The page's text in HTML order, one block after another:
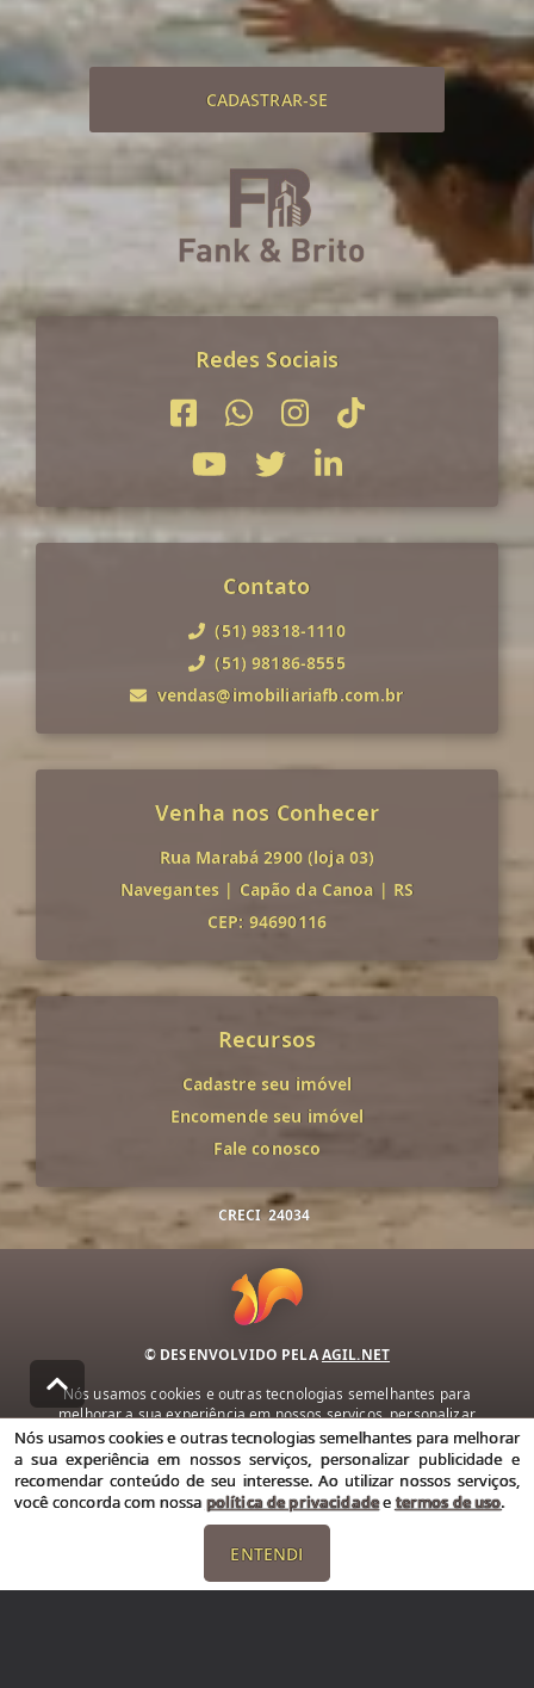
CADASTRAR-SE
Redes Sociais
Contato
(51) 98318-1110
(51) 98186-8555
vendas@imobiliariafb.com.br
Venha nos Conhecer
Rua Marabá 2900 (loja 03)
Navegantes | Capão da Canoa | RS
CEP: 94690116
Recursos
Cadastre seu imóvel
Encomende seu imóvel
Fale conosco
CRECI 24034
© DESENVOLVIDO PELAAGIL.NET
Nós usamos cookies e outras tecnologias semelhantes para
melhorar a sua experiência em nossos serviços, personalizar
publicidade e recomendar conteúdo de seu interesse. Ao utilizar
nossos serviços, você concorda com nossa política de privacidade e
termos de uso.
Política de Privacidade Termos de uso
Nós usamos cookies e outras tecnologias semelhantes para melhorar
a sua experiência em nossos serviços, personalizar publicidade e
recomendar conteúdo de seu interesse. Ao utilizar nossos serviços,
você concorda com nossa política de privacidadeetermos de uso.
ENTENDI